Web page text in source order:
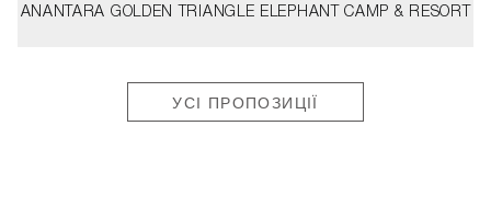
ANANTARA GOLDEN TRIANGLE ELEPHANT CAMP & RESORT
УСІ ПРОПОЗИЦІЇ